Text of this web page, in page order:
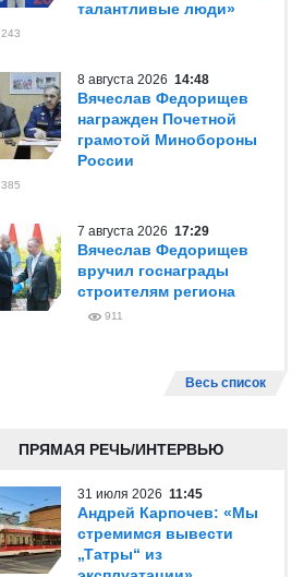
талантливые люди»
243
8 августа 2026 14:48
Вячеслав Федорищев
награжден Почетной
грамотой Минобороны
России
385
7 августа 2026 17:29
Вячеслав Федорищев
вручил госнаграды
строителям региона
911
Весь список
ПРЯМАЯ РЕЧЬ/ИНТЕРВЬЮ
31 июля 2026 11:45
Андрей Карпочев: «Мы
стремимся вывести
„Татры“ из